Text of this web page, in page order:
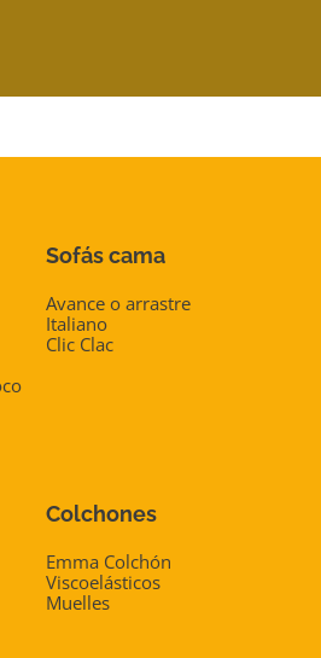
Sofás cama
Avance o arrastre
Italiano
Clic Clac
Colchones
Emma Colchón
Viscoelásticos
Muelles